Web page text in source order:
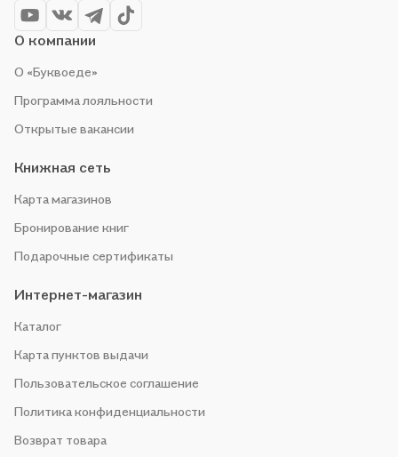
О компании
О «Буквоеде»
Программа лояльности
Открытые вакансии
Книжная сеть
Карта магазинов
Бронирование книг
Подарочные сертификаты
Интернет-магазин
Каталог
Карта пунктов выдачи
Пользовательское соглашение
Политика конфиденциальности
Возврат товара